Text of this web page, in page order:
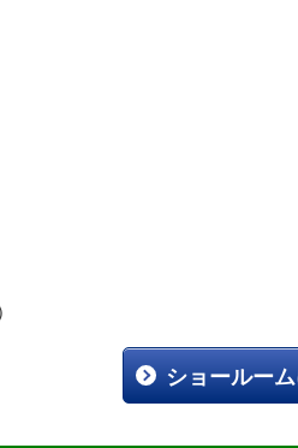
ショールー